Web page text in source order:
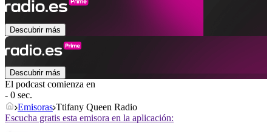
Descubrir más
Descubrir más
El podcast comienza en
- 0 sec.
Emisoras Ttifany Queen Radio
Escucha gratis esta emisora en la aplicación: